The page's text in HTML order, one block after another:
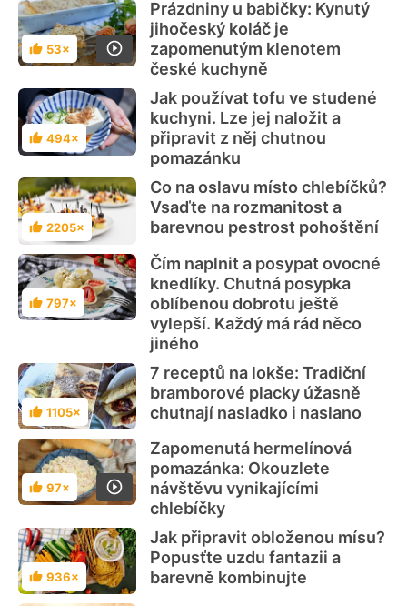
Hodnocení
53×
Prázdniny u babičky: Kynutý
jihočeský koláč je
zapomenutým klenotem
české kuchyně
Hodnocení
494×
Jak používat tofu ve studené
kuchyni. Lze jej naložit a
připravit z něj chutnou
pomazánku
Hodnocení
2205×
Co na oslavu místo chlebíčků?
Vsaďte na rozmanitost a
barevnou pestrost pohoštění
Hodnocení
797×
Čím naplnit a posypat ovocné
knedlíky. Chutná posypka
oblíbenou dobrotu ještě
vylepší. Každý má rád něco
jiného
Hodnocení
1105×
7 receptů na lokše: Tradiční
bramborové placky úžasně
chutnají nasladko i naslano
Hodnocení
97×
Zapomenutá hermelínová
pomazánka: Okouzlete
návštěvu vynikajícími
chlebíčky
Hodnocení
936×
Jak připravit obloženou mísu?
Popusťte uzdu fantazii a
barevně kombinujte